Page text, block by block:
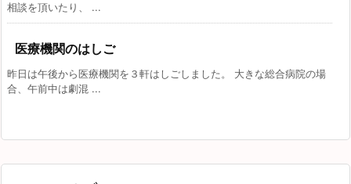
相談を頂いたり、 ...
医療機関のはしご
昨日は午後から医療機関を３軒はしごしました。 大きな総合病院の場
合、午前中は劇混 ...